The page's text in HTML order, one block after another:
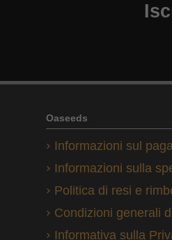
Oaseeds
Informazioni sul
Informazioni sulla
Politica di resi e
Condizioni generali
Informativa sulla